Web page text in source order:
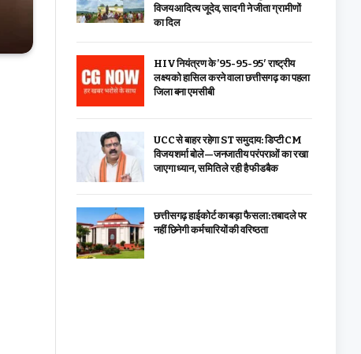
विजय आदित्य जूदेव, सादगी ने जीता ग्रामीणों
का दिल
HIV नियंत्रण के ’95-95-95′ राष्ट्रीय
लक्ष्य को हासिल करने वाला छत्तीसगढ़ का पहला
जिला बना एमसीबी
UCC से बाहर रहेगा ST समुदाय: डिप्टी CM
विजय शर्मा बोले—जनजातीय परंपराओं का रखा
जाएगा ध्यान, समिति ले रही है फीडबैक
छत्तीसगढ़ हाईकोर्ट का बड़ा फैसला: तबादले पर
नहीं छिनेगी कर्मचारियों की वरिष्ठता